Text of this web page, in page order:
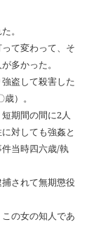
。
て変わって、そ
多かった。
盗して殺害した
）。
期間の間に2人
対しても強姦と
当時四六歳/執
されて無期懲役
の女の知人であ